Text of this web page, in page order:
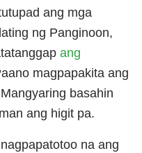
ang mga
ng Panginoon,
ang
magpapakita ang
basahin
ang higit pa.
na ang